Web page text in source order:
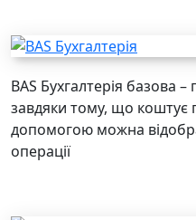
BAS Бухгалтерія базова
завдяки тому, що коштує
допомогою можна
операції